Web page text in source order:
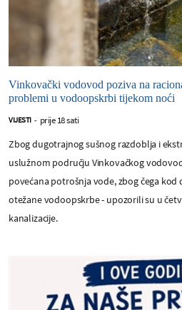
Vinkovački vodovod poziva na
problemi u vodoopskrbi tijekom noći
VIJESTI - prije 18 sati
Zbog dugotrajnog sušnog razdoblja i
uslužnom području Vinkovačkog
povećana potrošnja vode, zbog čega
otežane vodoopskrbe - upozorili su u
kanalizacije.